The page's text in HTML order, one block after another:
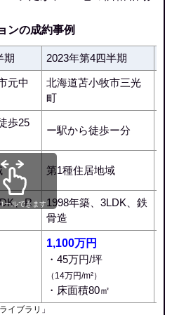
ンの成約事例
期 2023年第4四半期
元中
北海道苫小牧市三光
町
歩25
ー駅から徒歩ー分
第1種住居地域
、R
1998年築、3LDK、鉄
骨造
1,100万円
・45万円/坪
（14万円/m²）
・床面積80㎡
ールできます
イブラリ 」